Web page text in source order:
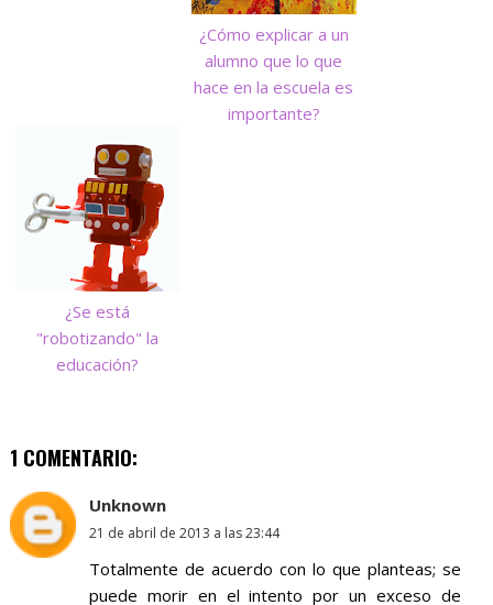
¿Cómo explicar a un
alumno que lo que
hace en la escuela es
importante?
¿Se está
"robotizando" la
educación?
1 COMENTARIO:
Unknown
21 de abril de 2013 a las 23:44
Totalmente de acuerdo con lo que planteas; se
puede morir en el intento por un exceso de